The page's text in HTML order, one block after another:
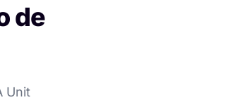
de
Unit